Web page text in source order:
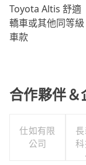
Toyota Altis 舒適
轎車或其他同等級
車款
合作夥伴＆
仕如有限
公司